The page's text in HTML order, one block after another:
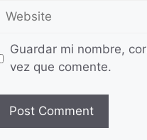
Website
Guardar mi nombre,
vez que comente.